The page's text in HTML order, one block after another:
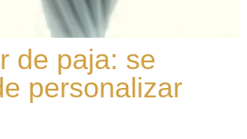
de paja: se
personalizar